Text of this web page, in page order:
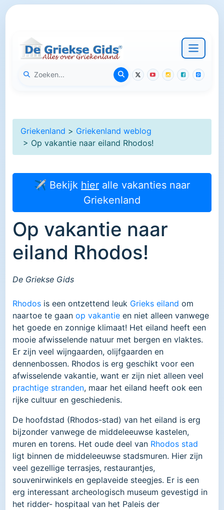
Griekenland > Griekenland weblog
> Op vakantie naar eiland Rhodos!
✈ Bekijk hier alle vakanties naar
Griekenland
Op vakantie naar
eiland Rhodos!
De Griekse Gids
Rhodos is een ontzettend leuk Grieks eiland om
naartoe te gaan op vakantie en niet alleen vanwege
het goede en zonnige klimaat! Het eiland heeft een
mooie afwisselende natuur met bergen en vlaktes.
Er zijn veel wijngaarden, olijfgaarden en
dennenbossen. Rhodos is erg geschikt voor een
afwisselende vakantie, want er zijn niet alleen veel
prachtige stranden, maar het eiland heeft ook een
rijke cultuur en geschiedenis.
De hoofdstad (Rhodos-stad) van het eiland is erg
bijzonder vanwege de middeleeuwse kastelen,
muren en torens. Het oude deel van Rhodos stad
ligt binnen de middeleeuwse stadsmuren. Hier zijn
veel gezellige terrasjes, restaurantjes,
souvenirwinkels en geplaveide steegjes. Er is een
erg interessant archeologisch museum gevestigd in
het ridder- hospitaal van het Paleis der